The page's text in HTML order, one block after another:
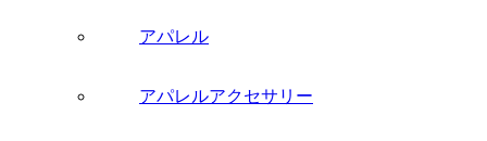
アパレル
アパレルアクセサリー